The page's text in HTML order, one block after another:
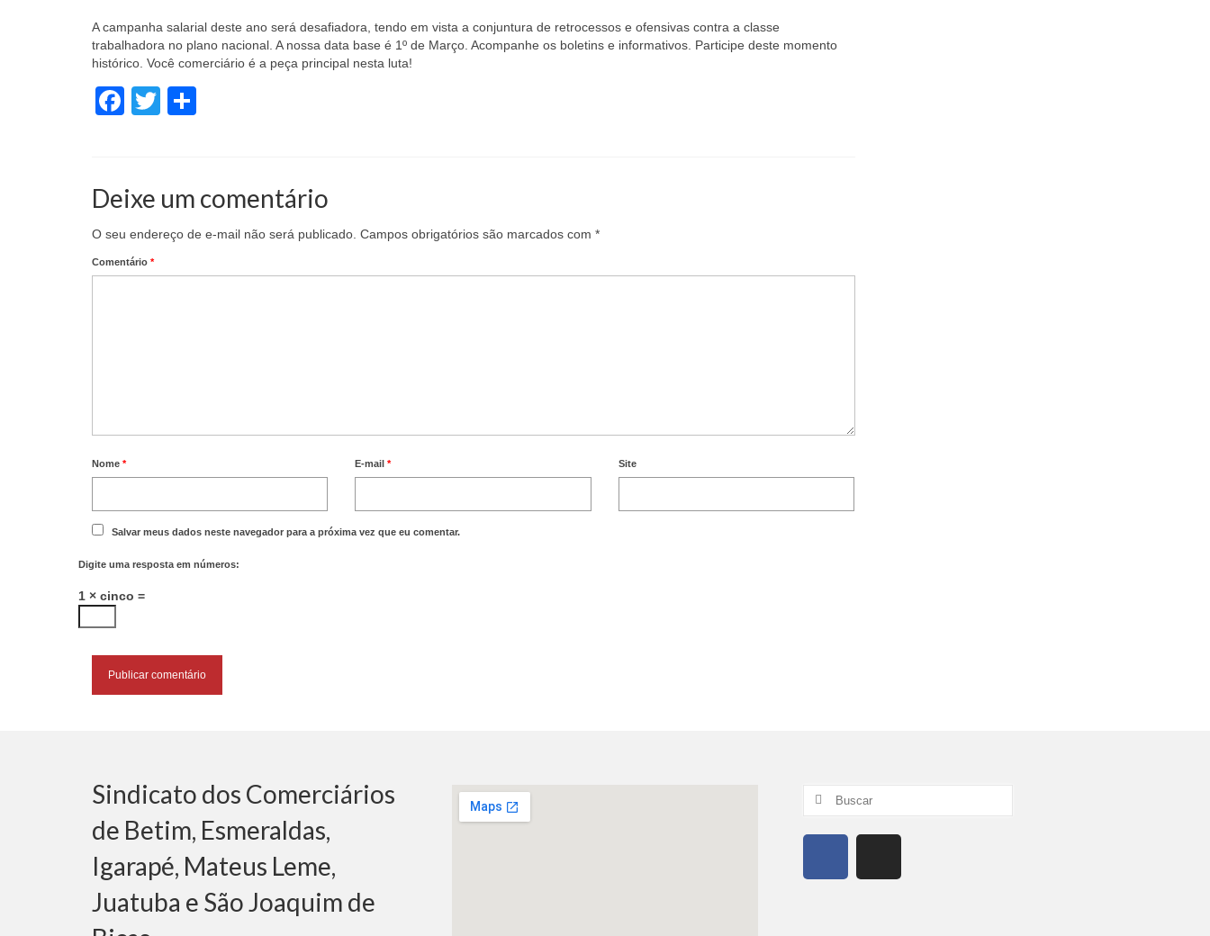
A campanha salarial deste ano será desafiadora, tendo em vista a conjuntura de retrocessos e ofensivas contra a classe
trabalhadora no plano nacional. A nossa data base é 1º de Março. Acompanhe os boletins e informativos. Participe deste momento
histórico. Você comerciário é a peça principal nesta luta!
Facebook
Twitter
Deixe um comentário
O seu endereço de e-mail não será publicado. Campos obrigatórios são marcados com *
Comentário *
Nome * E-mail* Site
Salvar meus dados neste navegador para a próxima vez que eu comentar.
Digite uma resposta em números:
1 × cinco =
Sindicato dos Comerciários
de Betim, Esmeraldas,
Igarapé, Mateus Leme,
Juatuba e São Joaquim de